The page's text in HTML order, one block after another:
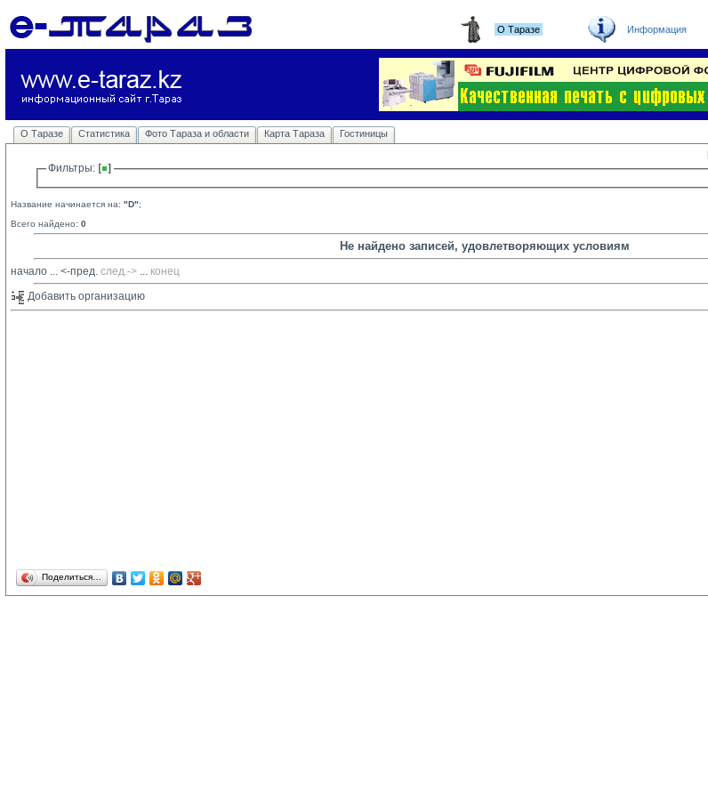
О Таразе Информация
О Таразе Статистика Фото Тараза и области Карта Тараза Гостиницы
Фильтры:
Название начинается на: "D";
Всего найдено: 0
Не найдено записей, удовлетворяющих условиям
начало ... <-пред. след.-> ... конец
Добавить организацию
Поделиться…